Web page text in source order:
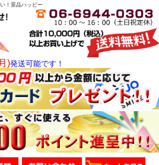
！景品ハッピー
)発送可能です！